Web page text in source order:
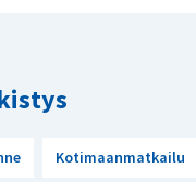
Kotimaanmatkailu